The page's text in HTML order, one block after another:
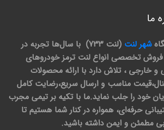
ما
شهر لنت
(لنت 733) با سال‌ها تجربه در
فروش تخصصی انواع لنت ترمز خودروهای
و خارجی ، تلاش دارد با ارائه محصولات
مناسب و ارسال سریع،رضایت کامل
خود را جلب نماید.ما با تکیه بر تیمی مجرب
حرفه‌ای، همواره در کنار شما هستیم تا
مطمئن و ایمن داشته باشید.